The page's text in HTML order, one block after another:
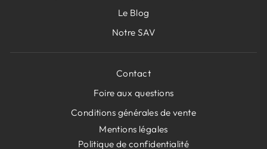
Le Blog
Notre SAV
Contact
Foire aux questions
Conditions générales de vente
Mentions légales
Politique de confidentialité